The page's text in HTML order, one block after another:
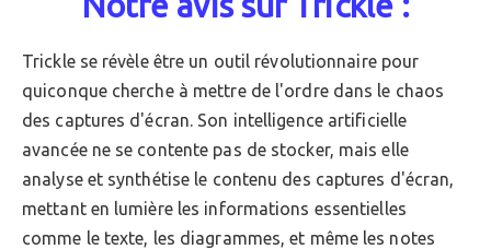
Trickle se révèle être un outil révolutionnaire pour
quiconque cherche à mettre de l'ordre dans le chaos
des captures d'écran. Son intelligence artificielle
avancée ne se contente pas de stocker, mais elle
analyse et synthétise le contenu des captures d'écran,
mettant en lumière les informations essentielles
comme le texte, les diagrammes, et même les notes